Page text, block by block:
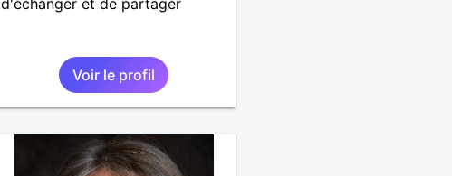
Voir le profil